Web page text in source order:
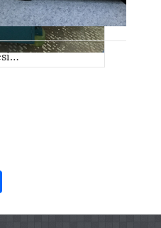
Mesin uji kurva lapisan saka coupletech-spectrophotometer